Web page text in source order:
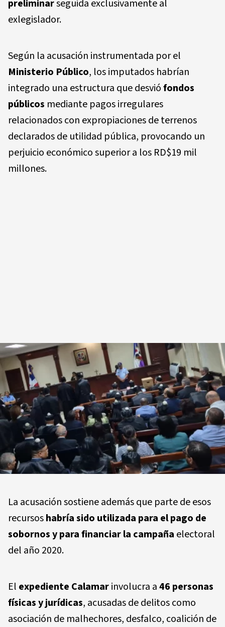
preliminarseguida exclusivamente al
exlegislador.
Según la acusación instrumentada por el
Ministerio Público, los imputados habrían
integrado una estructura que desviófondos
públicos mediante pagos irregulares
relacionados con expropiaciones de terrenos
declarados de utilidad pública, provocando un
perjuicio económico superior a los RD$19 mil
millones.
La acusación sostiene además que parte de esos
recursoshabría sido utilizada para el pago de
sobornos y para financiar la campaña electoral
del año 2020.
El expediente Calamarinvolucra a46 personas
físicas y jurídicas, acusadas de delitos como
asociación de malhechores, desfalco, coalición de